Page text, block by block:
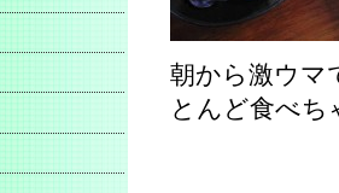
朝から激ウマ
とんど食べち